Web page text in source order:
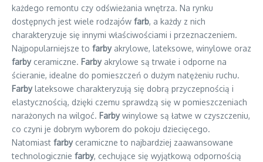
każdego remontu czy odświeżania wnętrza. Na rynku
dostępnych jest wiele rodzajów farb, a każdy z nich
charakteryzuje się innymi właściwościami i przeznaczeniem.
Najpopularniejsze to farbyakrylowe, lateksowe, winylowe oraz
farbyceramiczne. Farbyakrylowe są trwałe i odporne na
ścieranie, idealne do pomieszczeń o dużym natężeniu ruchu.
Farbylateksowe charakteryzują się dobrą przyczepnością i
elastycznością, dzięki czemu sprawdzą się w pomieszczeniach
narażonych na wilgoć. Farbywinylowe są łatwe w czyszczeniu,
co czyni je dobrym wyborem do pokoju dziecięcego.
Natomiast farbyceramiczne to najbardziej zaawansowane
technologicznie farby, cechujące się wyjątkową odpornością